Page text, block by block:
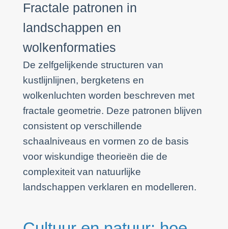
Fractale patronen in
landschappen en
wolkenformaties
De zelfgelijkende structuren van
kustlijnlijnen, bergketens en
wolkenluchten worden beschreven met
fractale geometrie. Deze patronen blijven
consistent op verschillende
schaalniveaus en vormen zo de basis
voor wiskundige theorieën die de
complexiteit van natuurlijke
landschappen verklaren en modelleren.